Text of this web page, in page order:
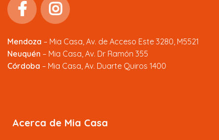
Mendoza – Mia Casa, Av. de Acceso Este 3280, M5521
Neuquén – Mia Casa, Av. Dr Ramón 355
Córdoba – Mia Casa, Av. Duarte Quiros 1400
Acerca de Mia Casa